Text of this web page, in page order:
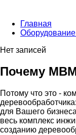
Главная
Нет записей
Почему
Потому что это -
для Вашего
весь комплекс
созданию